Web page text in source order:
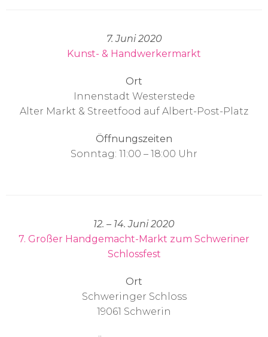
7. Juni 2020
Kunst- & Handwerkermarkt
Ort
Innenstadt Westerstede
Alter Markt & Streetfood auf Albert-Post-Platz
Öffnungszeiten
Sonntag: 11:00 – 18:00 Uhr
12. – 14. Juni 2020
7. Großer Handgemacht-Markt zum Schweriner
Schlossfest
Ort
Schweringer Schloss
19061 Schwerin